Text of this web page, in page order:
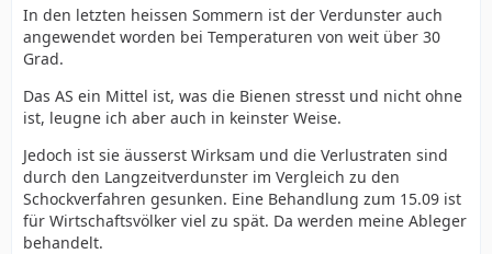
In den letzten heissen Sommern ist der Verdunster auch
angewendet worden bei Temperaturen von weit über 30
Grad.
Das AS ein Mittel ist, was die Bienen stresst und nicht ohne
ist, leugne ich aber auch in keinster Weise.
Jedoch ist sie äusserst Wirksam und die Verlustraten sind
durch den Langzeitverdunster im Vergleich zu den
Schockverfahren gesunken. Eine Behandlung zum 15.09 ist
für Wirtschaftsvölker viel zu spät. Da werden meine Ableger
behandelt.